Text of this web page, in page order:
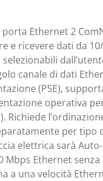
Ethernet 2
e ricevere dati da
canale di dati
(PSE),
operativa
Richiede
per tipo
elettrica sarà
Mbps Ethernet
a una velocità